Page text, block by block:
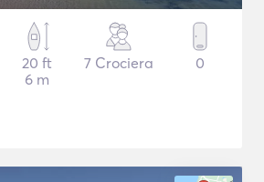
20 ft
6 m
7 Crociera 0